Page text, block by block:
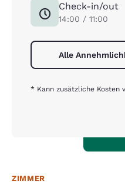
Check-in/out
14:00 / 11:00
Alle
* Kann zusätzliche Kosten
ZIMMER